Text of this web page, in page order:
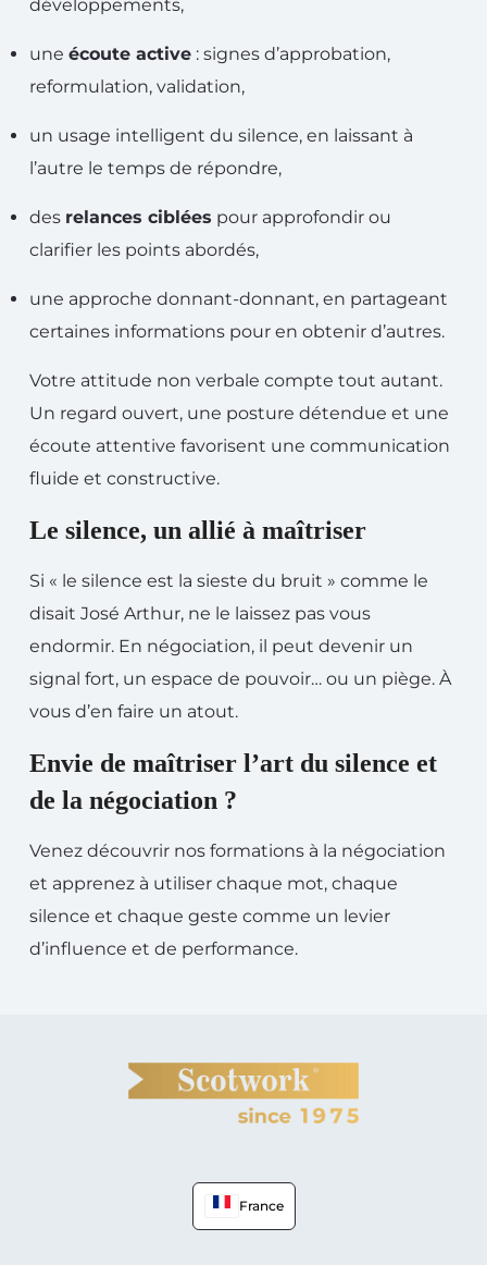
développements,
une écoute active : signes d’approbation,
reformulation, validation,
un usage intelligent du silence, en laissant à
l’autre le temps de répondre,
des relances ciblées pour approfondir ou
clarifier les points abordés,
une approche donnant-donnant, en partageant
certaines informations pour en obtenir d’autres.
Votre attitude non verbale compte tout autant.
Un regard ouvert, une posture détendue et une
écoute attentive favorisent une communication
fluide et constructive.
Le silence, un allié à maîtriser
Si « le silence est la sieste du bruit » comme le
disait José Arthur, ne le laissez pas vous
endormir. En négociation, il peut devenir un
signal fort, un espace de pouvoir… ou un piège. À
vous d’en faire un atout.
Envie de maîtriser l’art du silence et
de la négociation ?
Venez découvrir nos formations à la négociation
et apprenez à utiliser chaque mot, chaque
silence et chaque geste comme un levier
d’influence et de performance.
France